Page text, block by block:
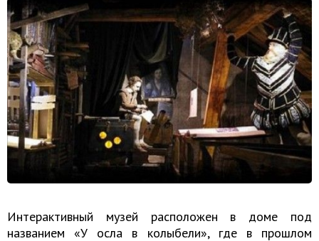
Интерактивный музей расположен в доме под
названием «У осла в колыбели», где в прошлом